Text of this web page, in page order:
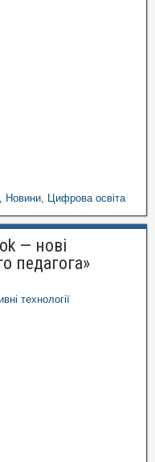
Новини Цифрова освіта
— нові
педагога»
технології